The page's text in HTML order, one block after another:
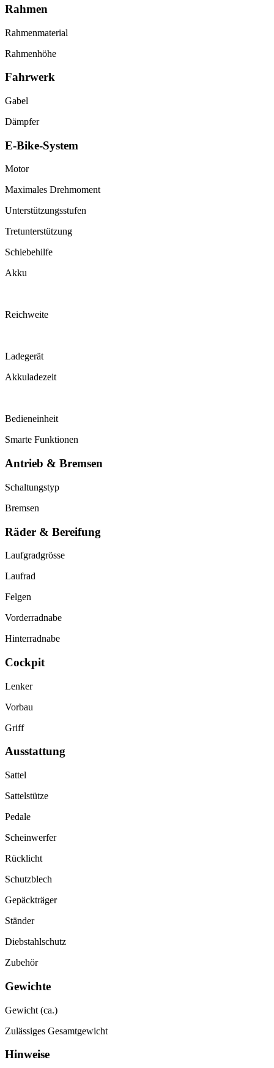
Rahmen
Rahmenmaterial
Rahmenhöhe
Fahrwerk
Gabel
Dämpfer
E-Bike-System
Motor
Maximales Drehmoment
Unterstützungsstufen
Tretunterstützung
Schiebehilfe
Akku
Reichweite
Ladegerät
Akkuladezeit
Bedieneinheit
Smarte Funktionen
Antrieb & Bremsen
Schaltungstyp
Bremsen
Räder & Bereifung
Laufgradgrösse
Laufrad
Felgen
Vorderradnabe
Hinterradnabe
Cockpit
Lenker
Vorbau
Griff
Ausstattung
Sattel
Sattelstütze
Pedale
Scheinwerfer
Rücklicht
Schutzblech
Gepäckträger
Ständer
Diebstahlschutz
Zubehör
Gewichte
Gewicht (ca.)
Zulässiges Gesamtgewicht
Hinweise